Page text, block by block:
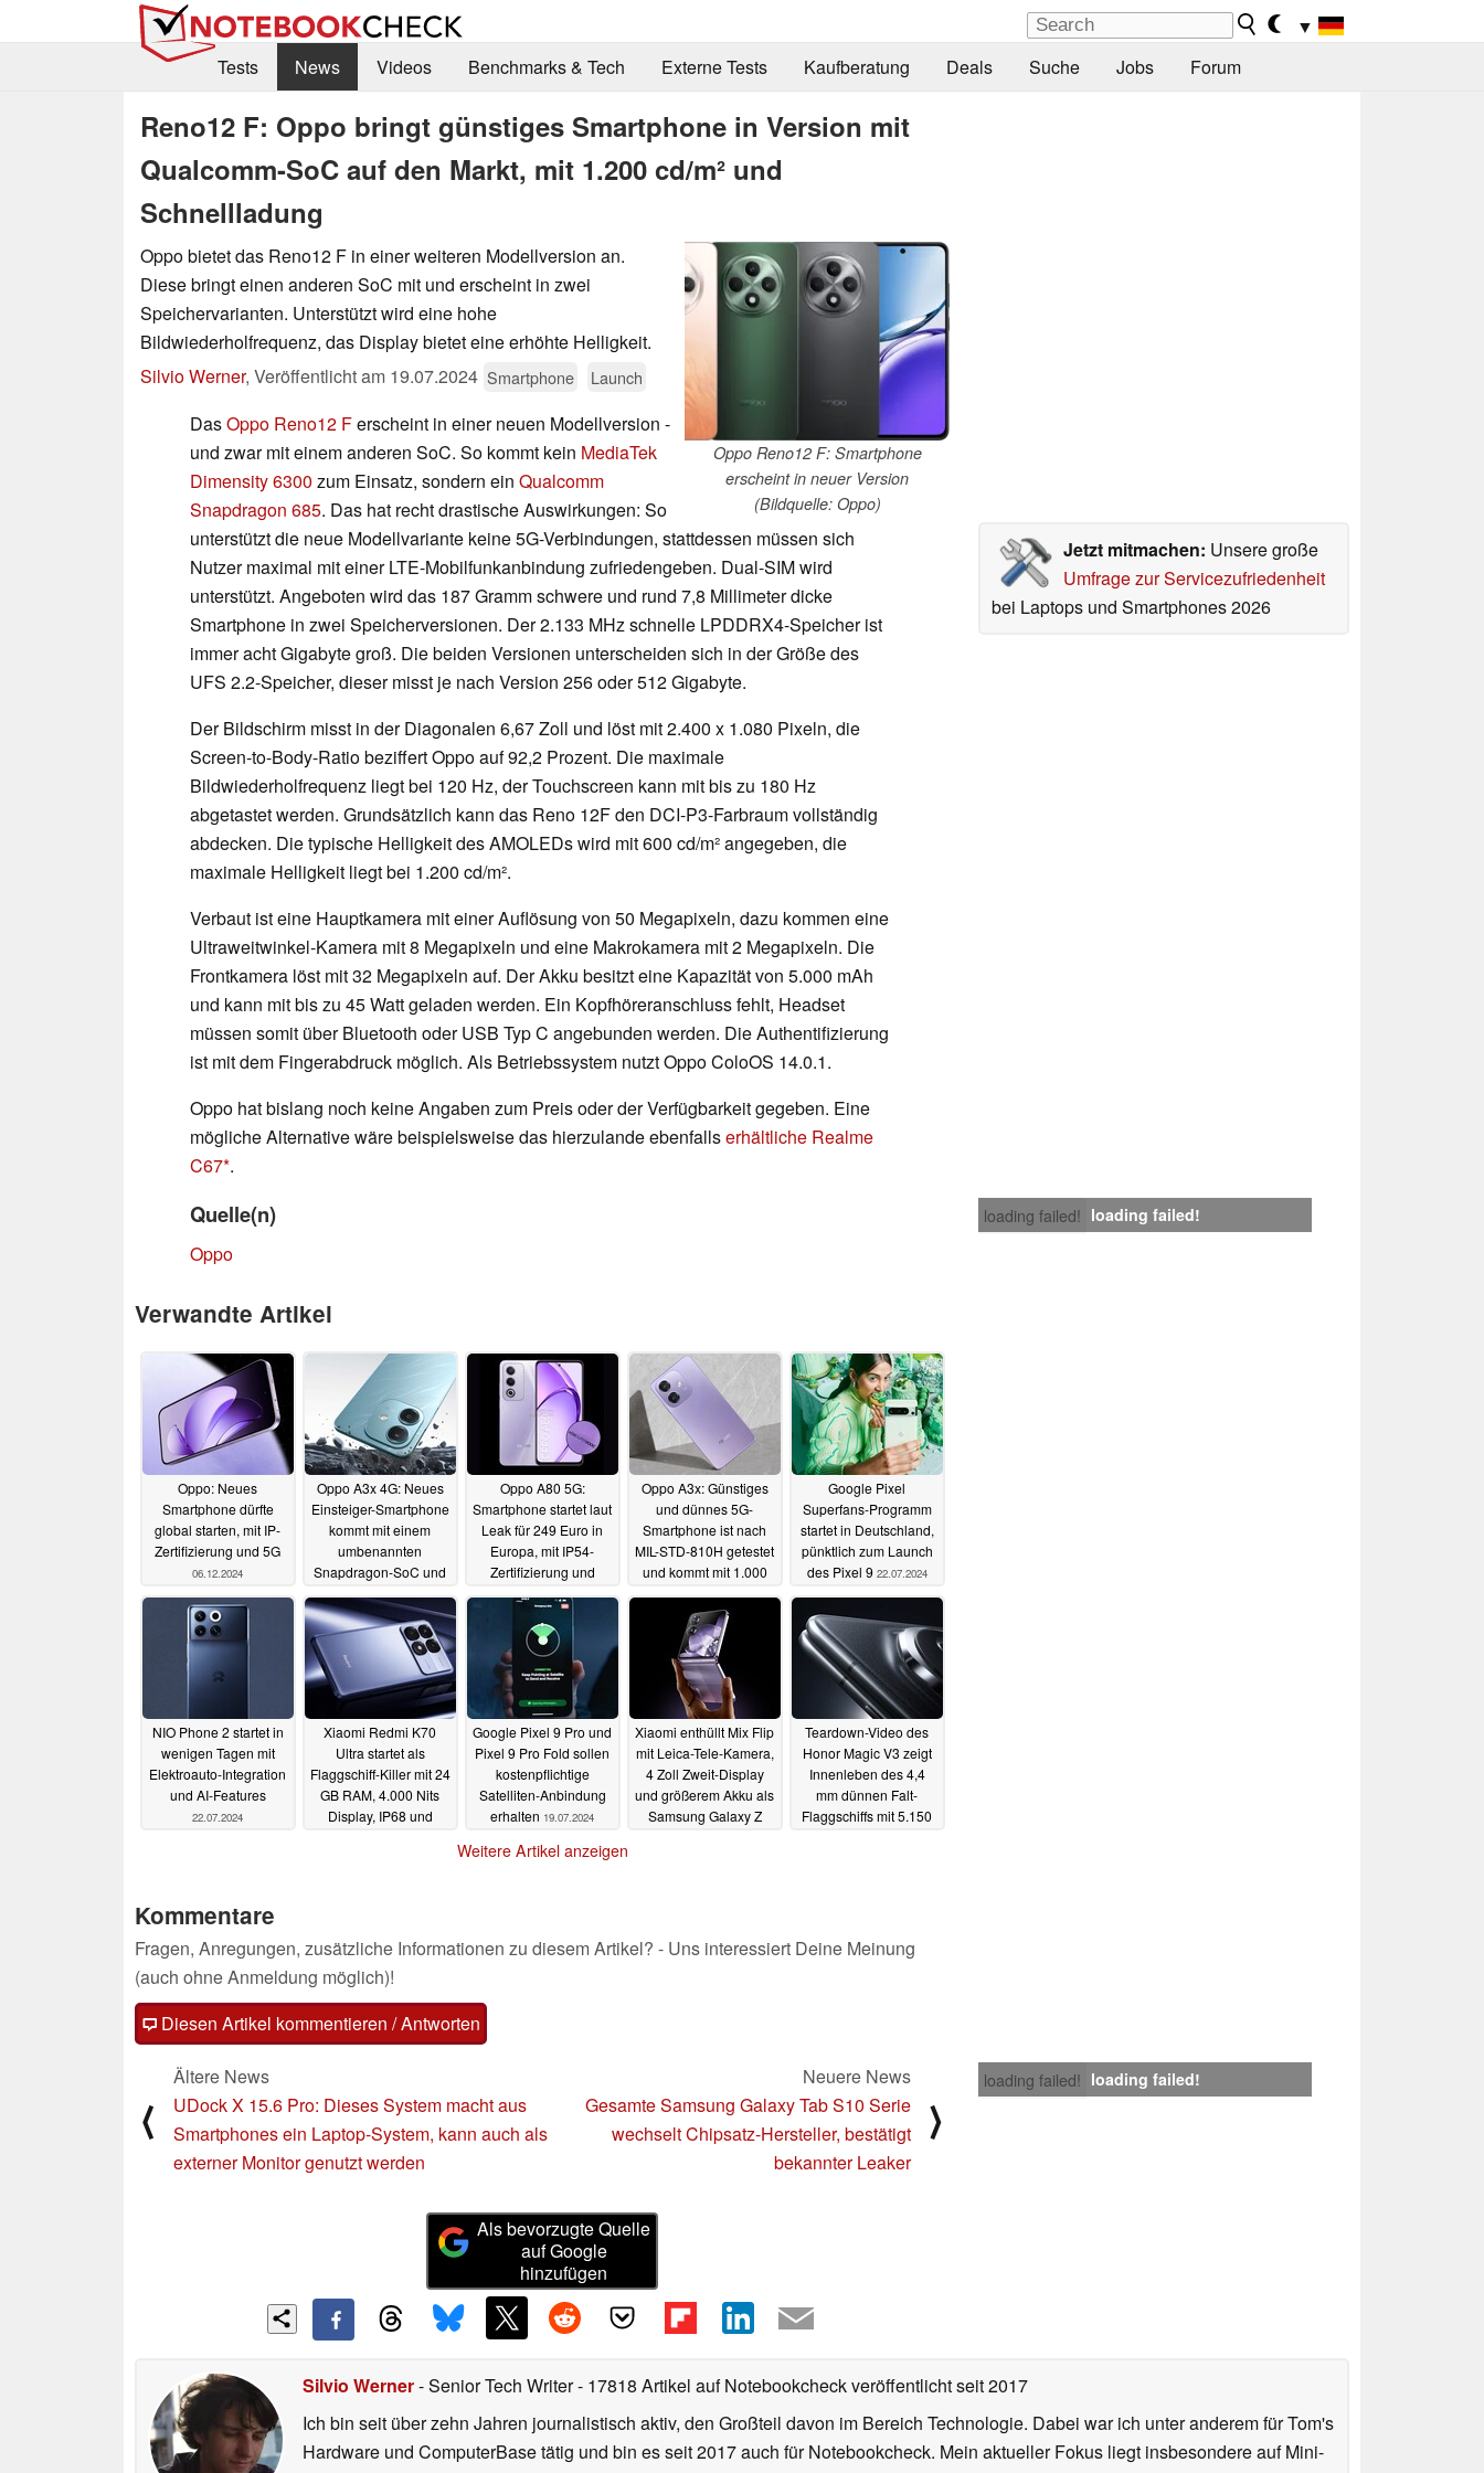
▼
Tests
News Videos Benchmarks & Tech Externe Tests Kaufberatung Deals Suche Jobs Forum
Reno12 F: Oppo bringt günstiges Smartphone in Version mit
Qualcomm-SoC auf den Markt, mit 1.200 cd/m² und
Schnellladung
Oppo Reno12 F: Smartphone
erscheint in neuer Version
(Bildquelle: Oppo)
Oppo bietet das Reno12 F in einer weiteren Modellversion an.
Diese bringt einen anderen SoC mit und erscheint in zwei
Speichervarianten. Unterstützt wird eine hohe
Bildwiederholfrequenz, das Display bietet eine erhöhte Helligkeit.
Silvio Werner, Veröffentlicht am 19.07.2024 Smartphone Launch
Jetzt mitmachen: Unsere große
Umfrage zur Servicezufriedenheit
bei Laptops und Smartphones 2026
DasOppo Reno12 Ferscheint in einer neuen Modellversion -
und zwar mit einem anderen SoC. So kommt kein MediaTek
Dimensity 6300 zum Einsatz, sondern ein Qualcomm
Snapdragon 685. Das hat recht drastische Auswirkungen: So
unterstützt die neue Modellvariante keine 5G-Verbindungen, stattdessen müssen sich
Nutzer maximal mit einer LTE-Mobilfunkanbindung zufriedengeben. Dual-SIM wird
unterstützt. Angeboten wird das 187 Gramm schwere und rund 7,8 Millimeter dicke
Smartphone in zwei Speicherversionen. Der 2.133 MHz schnelle LPDDRX4-Speicher ist
immer acht Gigabyte groß. Die beiden Versionen unterscheiden sich in der Größe des
UFS 2.2-Speicher, dieser misst je nach Version 256 oder 512 Gigabyte.
Der Bildschirm misst in der Diagonalen 6,67 Zoll und löst mit 2.400 x 1.080 Pixeln, die
Screen-to-Body-Ratio beziffert Oppo auf 92,2 Prozent. Die maximale
Bildwiederholfrequenz liegt bei 120 Hz, der Touchscreen kann mit bis zu 180 Hz
abgetastet werden. Grundsätzlich kann das Reno 12F den DCI-P3-Farbraum vollständig
abdecken. Die typische Helligkeit des AMOLEDs wird mit 600 cd/m² angegeben, die
maximale Helligkeit liegt bei 1.200 cd/m².
Verbaut ist eine Hauptkamera mit einer Auflösung von 50 Megapixeln, dazu kommen eine
Ultraweitwinkel-Kamera mit 8 Megapixeln und eine Makrokamera mit 2 Megapixeln. Die
Frontkamera löst mit 32 Megapixeln auf. Der Akku besitzt eine Kapazität von 5.000 mAh
und kann mit bis zu 45 Watt geladen werden. Ein Kopfhöreranschluss fehlt, Headset
müssen somit über Bluetooth oder USB Typ C angebunden werden. Die Authentifizierung
ist mit dem Fingerabdruck möglich. Als Betriebssystem nutzt Oppo ColoOS 14.0.1.
Oppo hat bislang noch keine Angaben zum Preis oder der Verfügbarkeit gegeben. Eine
mögliche Alternative wäre beispielsweise das hierzulande ebenfallserhältliche Realme
C67 .
loading failed! loading failed!
Quelle(n)
Oppo
Verwandte Artikel
Oppo: Neues
Smartphone dürfte
global starten, mit IP-
Zertifizierung und 5G
06.12.2024
Oppo A3x 4G: Neues
Einsteiger-Smartphone
kommt mit einem
umbenannten
Snapdragon-SoC und
12.08.2024
Oppo A80 5G:
Smartphone startet laut
Leak für 249 Euro in
Europa, mit IP54-
Zertifizierung und
05.08.2024
Oppo A3x: Günstiges
und dünnes 5G-
Smartphone ist nach
MIL-STD-810H getestet
und kommt mit 1.000
01.08.2024
Google Pixel
Superfans-Programm
startet in Deutschland,
pünktlich zum Launch
des Pixel 9 22.07.2024
NIO Phone 2 startet in
wenigen Tagen mit
Elektroauto-Integration
und AI-Features
22.07.2024
Xiaomi Redmi K70
Ultra startet als
Flaggschiff-Killer mit 24
GB RAM, 4.000 Nits
Display, IP68 und
Google Pixel 9 Pro und
Pixel 9 Pro Fold sollen
kostenpflichtige
Satelliten-Anbindung
erhalten 19.07.2024
Xiaomi enthüllt Mix Flip
mit Leica-Tele-Kamera,
4 Zoll Zweit-Display
und größerem Akku als
Samsung Galaxy Z
Teardown-Video des
Honor Magic V3 zeigt
Innenleben des 4,4
mm dünnen Falt-
Flaggschiffs mit 5.150
Weitere Artikel anzeigen
Kommentare
Fragen, Anregungen, zusätzliche Informationen zu diesem Artikel? - Uns interessiert Deine Meinung
(auch ohne Anmeldung möglich)!
Diesen Artikel kommentieren / Antworten
loading failed! loading failed!
⟨
Ältere News
UDock X 15.6 Pro: Dieses System macht aus
Smartphones ein Laptop-System, kann auch als
externer Monitor genutzt werden
Neuere News
Gesamte Samsung Galaxy Tab S10 Serie
wechselt Chipsatz-Hersteller, bestätigt
bekannter Leaker
⟩
Als bevorzugte Quelle
auf Google
hinzufügen
Silvio Werner- Senior Tech Writer- 17818 Artikel auf Notebookcheck veröffentlichtseit 2017
Ich bin seit über zehn Jahren journalistisch aktiv, den Großteil davon im Bereich Technologie. Dabei war ich unter anderem für Tom's
Hardware und ComputerBase tätig und bin es seit 2017 auch für Notebookcheck. Mein aktueller Fokus liegt insbesondere auf Mini-